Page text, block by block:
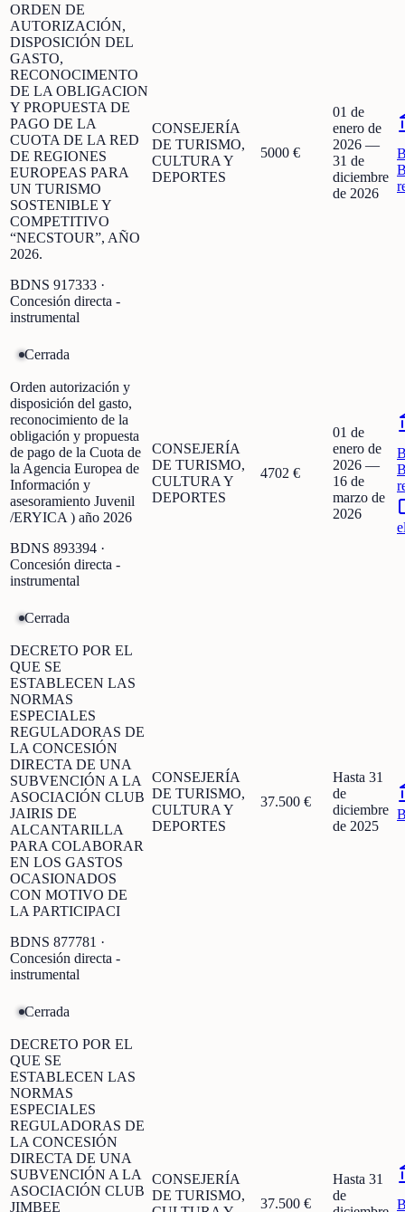
ORDEN DE
AUTORIZACIÓN,
DISPOSICIÓN DEL
GASTO,
RECONOCIMENTO
DE LA OBLIGACION
Y PROPUESTA DE
PAGO DE LA
CUOTA DE LA RED
DE REGIONES
EUROPEAS PARA
UN TURISMO
SOSTENIBLE Y
COMPETITIVO
“NECSTOUR”, AÑO
2026.
BDNS 917333 ·
Concesión directa -
instrumental
CONSEJERÍA
DE TURISMO,
CULTURA Y
DEPORTES
5000 €
01 de
enero de
2026 —
31 de
diciembre
de 2026
Cerrada
Orden autorización y
disposición del gasto,
reconocimiento de la
obligación y propuesta
de pago de la Cuota de
la Agencia Europea de
Información y
asesoramiento Juvenil
/ERYICA ) año 2026
BDNS 893394 ·
Concesión directa -
instrumental
CONSEJERÍA
DE TURISMO,
CULTURA Y
DEPORTES
4702 €
01 de
enero de
2026 —
16 de
marzo de
2026
Cerrada
DECRETO POR EL
QUE SE
ESTABLECEN LAS
NORMAS
ESPECIALES
REGULADORAS DE
LA CONCESIÓN
DIRECTA DE UNA
SUBVENCIÓN A LA
ASOCIACIÓN CLUB
JAIRIS DE
ALCANTARILLA
PARA COLABORAR
EN LOS GASTOS
OCASIONADOS
CON MOTIVO DE
LA PARTICIPACI
BDNS 877781 ·
Concesión directa -
instrumental
CONSEJERÍA
DE TURISMO,
CULTURA Y
DEPORTES
37.500 €
Hasta 31
de
diciembre
de 2025
Cerrada
DECRETO POR EL
QUE SE
ESTABLECEN LAS
NORMAS
ESPECIALES
REGULADORAS DE
LA CONCESIÓN
DIRECTA DE UNA
SUBVENCIÓN A LA
ASOCIACIÓN CLUB
JIMBEE
CONSEJERÍA
DE TURISMO,
37.500 €
Hasta 31
de